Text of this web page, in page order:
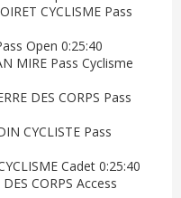
CYCLISME Pass
Open 0:25:40
MIRE Pass Cyclisme
DES CORPS Pass
CYCLISTE Pass
Cadet 0:25:40
CORPS Access